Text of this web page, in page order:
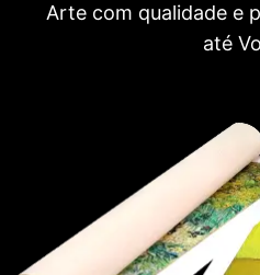
Arte com qualidade e
até